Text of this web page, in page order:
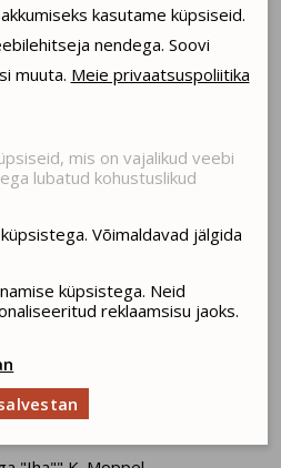
JA KANGELASTEST
lavastaja D. Jeršov
jumalatest ja kangelastest",
kasutame küpsiseid.
nendega. Soovi
muuta. Meie privaatsuspoliitika
mis on vajalikud veebi
lubatud kohustuslikud
Võimaldavad jälgida
küpsistega. Neid
reklaamsisu jaoks.